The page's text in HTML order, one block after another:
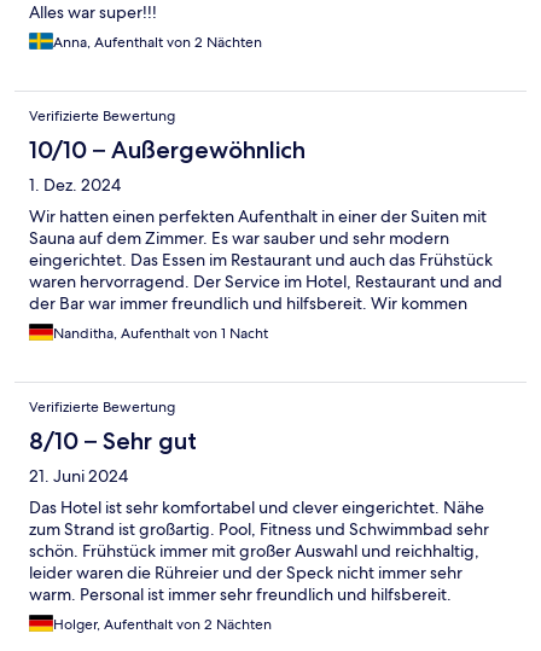
Alles war super!!!
Anna, Aufenthalt von 2 Nächten
Verifizierte Bewertung
10/10 – Außergewöhnlich
1. Dez. 2024
Wir hatten einen perfekten Aufenthalt in einer der Suiten mit
Sauna auf dem Zimmer. Es war sauber und sehr modern
eingerichtet. Das Essen im Restaurant und auch das Frühstück
waren hervorragend. Der Service im Hotel, Restaurant und and
der Bar war immer freundlich und hilfsbereit. Wir kommen
gerne wieder
Nanditha, Aufenthalt von 1 Nacht
Verifizierte Bewertung
8/10 – Sehr gut
21. Juni 2024
Das Hotel ist sehr komfortabel und clever eingerichtet. Nähe
zum Strand ist großartig. Pool, Fitness und Schwimmbad sehr
schön. Frühstück immer mit großer Auswahl und reichhaltig,
leider waren die Rühreier und der Speck nicht immer sehr
warm. Personal ist immer sehr freundlich und hilfsbereit.
Parkplatz leider sehr teuer, in der Nähe kann man auf einem
öffentlichen Parkplatz wesentlich günstiger parken. Ansonsten
Holger, Aufenthalt von 2 Nächten